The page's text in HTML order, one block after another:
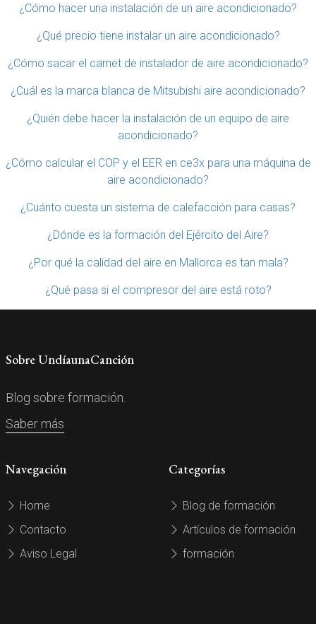
¿Cómo hacer una instalación de un aire acondicionado?
¿Qué precio tiene instalar un aire acondicionado?
¿Cómo sacar el carnet de instalador de aire acondicionado?
¿Cuál es la marca blanca de Mitsubishi aire acondicionado?
¿Quién debe hacer la instalación de un equipo de aire
acondicionado?
¿Cómo calcular el COP y el EER en ce3x para una máquina de
aire acondicionado?
¿Cuánto cuesta un sistema de calefacción para casas?
¿Dónde es la formación del Ejército del Aire?
¿Por qué la calidad del aire en Mallorca es tan mala?
¿Qué pasa si el compresor del aire está roto?
Sobre UndíaunaCanción
Blog sobre formación.
Saber más
Navegación
Home
Contacto
Aviso Legal
Categorías
Blog de formación
Artículos de formación
formación